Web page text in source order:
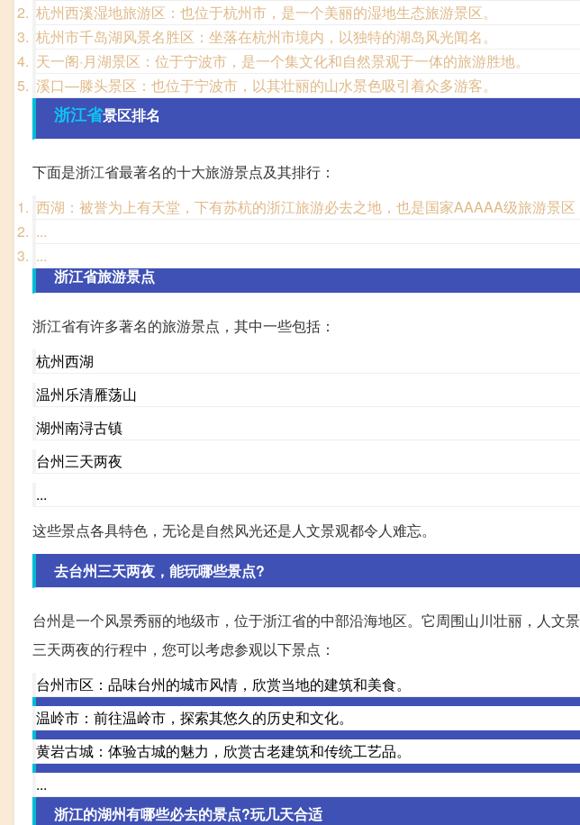
杭州西溪湿地旅游区：也位于杭州市，是一个美丽的湿地生态旅游景区。
杭州市千岛湖风景名胜区：坐落在杭州市境内，以独特的湖岛风光闻名。
天一阁·月湖景区：位于宁波市，是一个集文化和自然景观于一体的旅游胜地。
溪口—滕头景区：也位于宁波市，以其壮丽的山水景色吸引着众多游客。
浙江省景区排名
下面是浙江省最著名的十大旅游景点及其排行：
西湖：被誉为上有天堂，下有苏杭的浙江旅游必去之地，也是国家AAAAA级旅游景区
...
...
浙江省旅游景点
浙江省有许多著名的旅游景点，其中一些包括：
杭州西湖
温州乐清雁荡山
湖州南浔古镇
台州三天两夜
...
这些景点各具特色，无论是自然风光还是人文景观都令人难忘。
去台州三天两夜，能玩哪些景点?
台州是一个风景秀丽的地级市，位于浙江省的中部沿海地区。它周围山川壮丽，人文
三天两夜的行程中，您可以考虑参观以下景点：
台州市区：品味台州的城市风情，欣赏当地的建筑和美食。
温岭市：前往温岭市，探索其悠久的历史和文化。
黄岩古城：体验古城的魅力，欣赏古老建筑和传统工艺品。
...
浙江的湖州有哪些必去的景点?玩几天合适